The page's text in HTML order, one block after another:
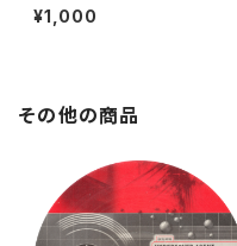
Mooshoo [Deadly Records
/ 2006]
¥1,000
その他の商品